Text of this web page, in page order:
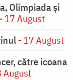
Olimpiada și
- 17 August
- 17 August
către icoana
August